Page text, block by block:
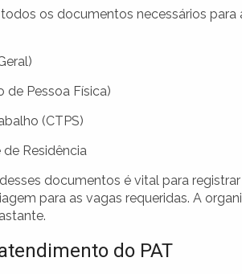
os documentos necessários
de Pessoa Física)
(CTPS)
Residência
documentos é vital para
para as vagas requeridas. A
do PAT